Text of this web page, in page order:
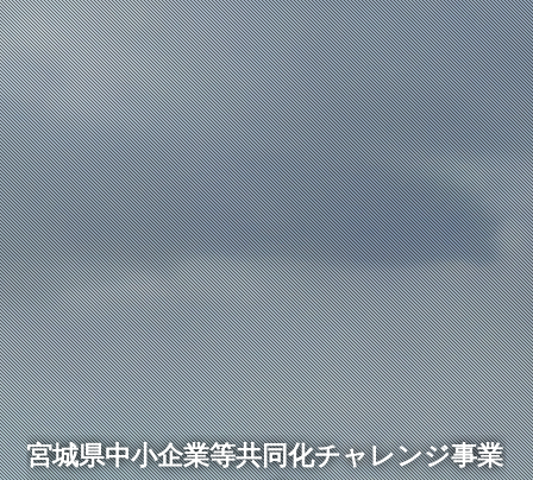
宮城県中小企業等共同化チャレンジ事業